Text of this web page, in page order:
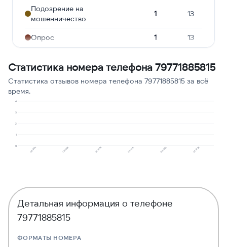
Подозрение на
мошенничество
1 13
Опрос 1 13
Сбор персональных
данных
1 13
Статистика номера телефона 79771885815
Статистика отзывов номера телефона 79771885815 за всё
время.
0
1
2
3
4
08.2025 10.2025 01.2026 02.2026 03.2026 07.2026
Детальная информация о телефоне
79771885815
ФОРМАТЫ НОМЕРА